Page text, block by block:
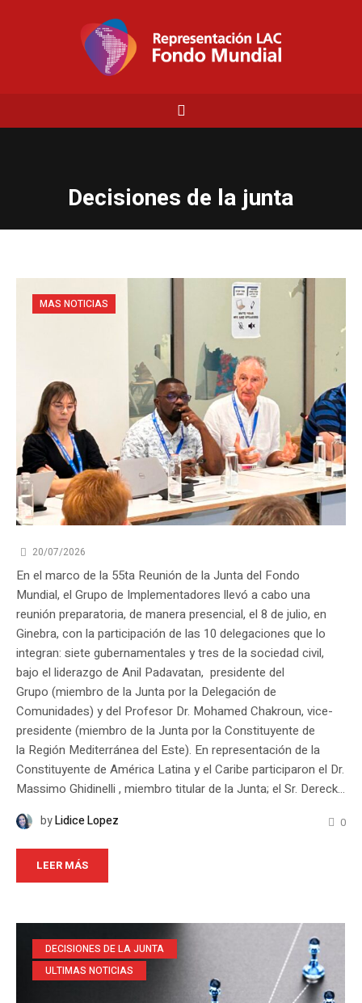
Decisiones de la junta
MAS NOTICIAS
20/07/2026
En el marco de la 55ta Reunión de la Junta del Fondo
Mundial, el Grupo de Implementadores llevó a cabo una
reunión preparatoria, de manera presencial, el 8 de julio, en
Ginebra, con la participación de las 10 delegaciones que lo
integran: siete gubernamentales y tres de la sociedad civil,
bajo el liderazgo de Anil Padavatan, presidente del
Grupo (miembro de la Junta por la Delegación de
Comunidades) y del Profesor Dr. Mohamed Chakroun, vice-
presidente (miembro de la Junta por la Constituyente de
la Región Mediterránea del Este). En representación de la
Constituyente de América Latina y el Caribe participaron el Dr.
Massimo Ghidinelli , miembro titular de la Junta; el Sr. Dereck...
byLidice Lopez 0
LEER MÁS
DECISIONES DE LA JUNTA
ULTIMAS NOTICIAS